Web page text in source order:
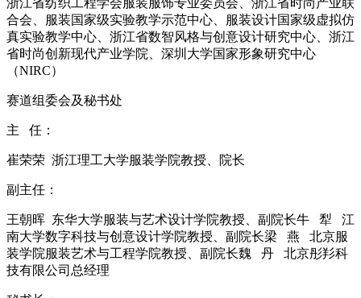
浙江省纺织工程学会服装服饰专业委员会、浙江省时尚产业联
合会、服装国家级实验教学示范中心、服装设计国家级虚拟仿
真实验教学中心、浙江省数智风格与创意设计研究中心、浙江
省时尚创新现代产业学院、深圳大学国家形象研究中心
（NIRC）
赛道组委会及秘书处
主 任：
崔荣荣 浙江理工大学服装学院教授、院长
副主任：
王朝晖 东华大学服装与艺术设计学院教授、副院长牛 犁 江
南大学数字科技与创意设计学院教授、副院长梁 燕 北京服
装学院服装艺术与工程学院教授、副院长魏 丹 北京彤羏科
技有限公司总经理